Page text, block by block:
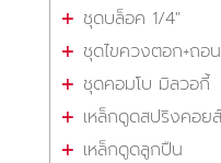
ชุดบล็อค 1/4"
ชุดไขควงตอก+ถอ
ชุดคอมโบ มิลวอกี้
เหล็กดูดสปริงคอยส์
เหล็กดูดลูกปืน